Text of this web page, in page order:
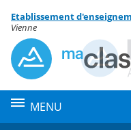
Menu de la rubrique
Contenu
Etablissement
Vienne
MENU